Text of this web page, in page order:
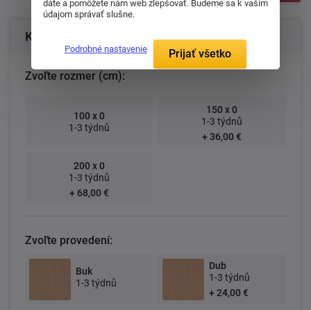
Konfigurácia produktu
Zvoľte rozmer (cm):
100 x 0
1-3 týdnů
150 x 0
1-3 týdnů
+ 36,00 €
200 x 0
1-3 týdnů
+ 68,00 €
Zvoľte provedení:
Buk
1-3 týdnů
Dub
1-3 týdnů
+ 24,00 €
dáte a pomôžete nám web zlepšovať. Budeme sa k vašim
údajom správať slušne.
Podrobné nastavenie Prijať všetko